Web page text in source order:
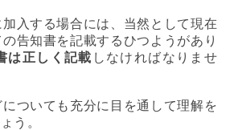
入する場合には、当然として現在
告知書を記載するひつようがあり
は正しく記載 しなければなりませ
ついても充分に目を通して理解を
う。